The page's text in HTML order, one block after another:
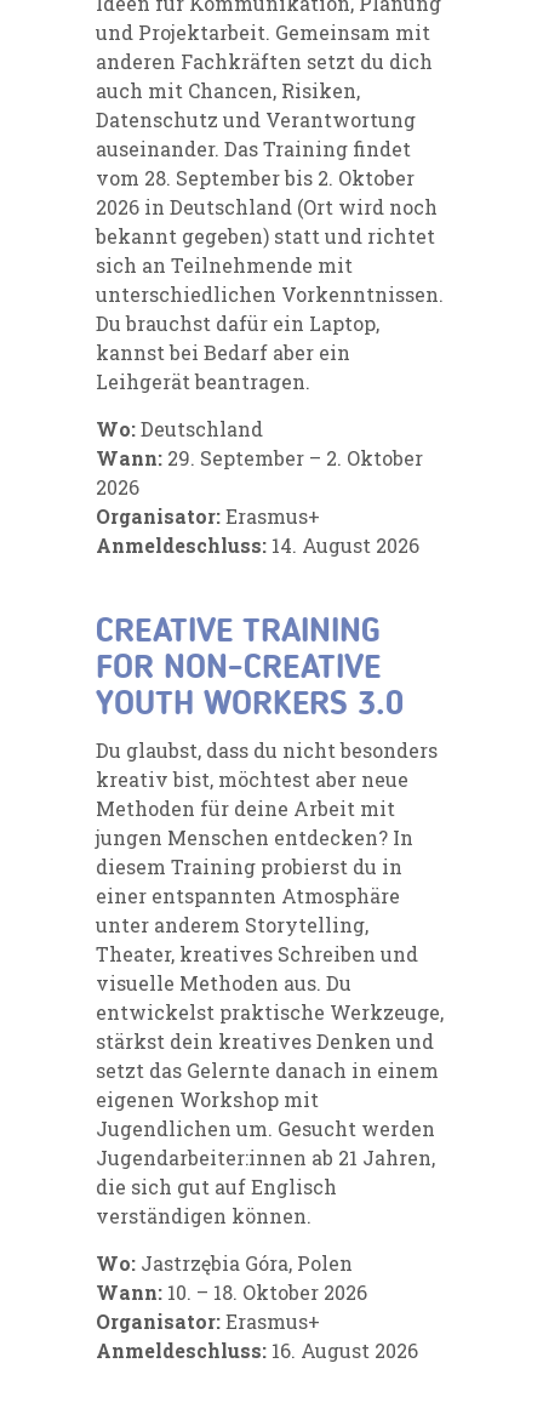
und Projektarbeit. Gemeinsam mit
anderen Fachkräften setzt du dich
auch mit Chancen, Risiken,
Datenschutz und Verantwortung
auseinander. Das Training findet
vom 28. September bis 2. Oktober
2026 in Deutschland (Ort wird noch
bekannt gegeben) statt und richtet
sich an Teilnehmende mit
unterschiedlichen Vorkenntnissen.
Du brauchst dafür ein Laptop,
kannst bei Bedarf aber ein
Leihgerät beantragen.
Wo:Deutschland
Wann: 29. September – 2. Oktober
2026
Organisator:Erasmus+
Anmeldeschluss: 14. August 2026
CREATIVE TRAINING
FOR NON-CREATIVE
YOUTH WORKERS 3.0
Du glaubst, dass du nicht besonders
kreativ bist, möchtest aber neue
Methoden für deine Arbeit mit
jungen Menschen entdecken? In
diesem Training probierst du in
einer entspannten Atmosphäre
unter anderem Storytelling,
Theater, kreatives Schreiben und
visuelle Methoden aus. Du
entwickelst praktische Werkzeuge,
stärkst dein kreatives Denken und
setzt das Gelernte danach in einem
eigenen Workshop mit
Jugendlichen um. Gesucht werden
Jugendarbeiter:innen ab 21 Jahren,
die sich gut auf Englisch
verständigen können.
Wo: Jastrzębia Góra, Polen
Wann: 10. – 18. Oktober 2026
Organisator:Erasmus+
Anmeldeschluss: 16. August 2026